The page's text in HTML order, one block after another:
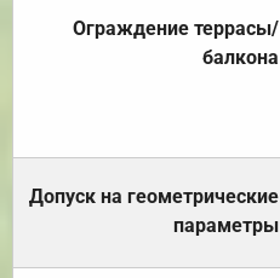
Ограждение террасы/
балкона
Допуск на геометрические
параметры